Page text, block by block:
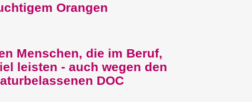
Orangen
Menschen, die im Beruf,
leisten - auch wegen den
DOC